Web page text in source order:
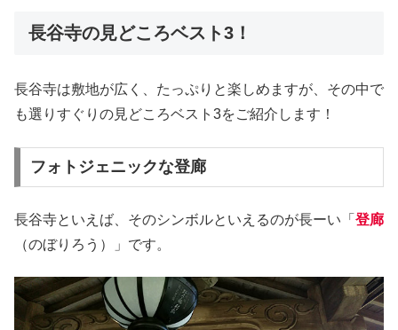
長谷寺の見どころベスト3！
長谷寺は敷地が広く、たっぷりと楽しめますが、その中で
も選りすぐりの見どころベスト3をご紹介します！
フォトジェニックな登廊
長谷寺といえば、そのシンボルといえるのが長ーい「 登廊
（のぼりろう）」です。